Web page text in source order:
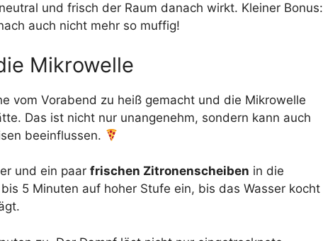
und frisch der Raum danach wirkt. Kleiner Bonus:
auch nicht mehr so muffig!
Mikrowelle
vom Vorabend zu heiß gemacht und die Mikrowelle
Das ist nicht nur unangenehm, sondern kann auch
beeinflussen.
und ein paar frischen Zitronenscheiben in die
5 Minuten auf hoher Stufe ein, bis das Wasser kocht